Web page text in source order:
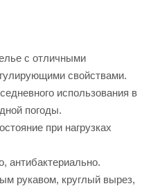
с отличными
свойствами.
использования в
погоды.
при нагрузках
антибактериально.
рукавом, круглый вырез,